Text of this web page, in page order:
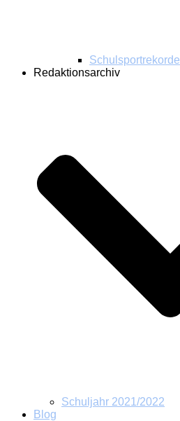
Schulsportrekorde
Redaktionsarchiv
Schuljahr 2021/2022
Blog